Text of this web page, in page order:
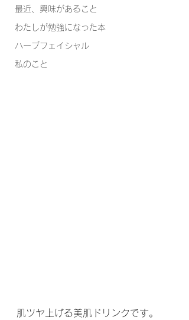
最近、興味があること
わたしが勉強になった本
ハーブフェイシャル
私のこと
肌ツヤ上げる美肌ドリンクです。